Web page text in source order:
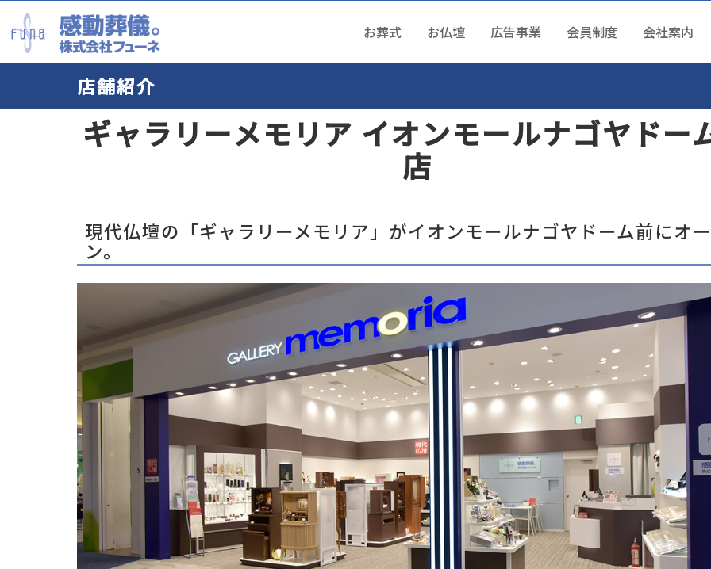
お葬式
お急ぎの方へ
FUNEとは
正規品とアウトレット
お葬式の流れ
葬儀会館を探す 葬儀費用について
各
お葬式の相談をしたい
相談をする前に
色々比較したい 終活を始める
直
葬儀会館を探す
会社を支えるスタッフ達
お仏壇
店舗紹介
オンラインショップ
広告事業 会員制度
おトクな会員制度
デジタル提携店ガイド
会社案内
会社概要
採用情報
フランチャイズ事業
お葬式について
会員制度について
採用情報に関して
店舗紹介
ギャラリーメモリア イオンモールナゴヤドー
店
現代仏壇の「ギャラリーメモリア」がイオンモールナゴヤドーム前にオ
ン。